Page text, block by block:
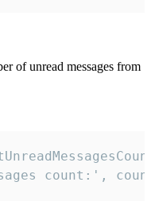
of unread messages from
count:',